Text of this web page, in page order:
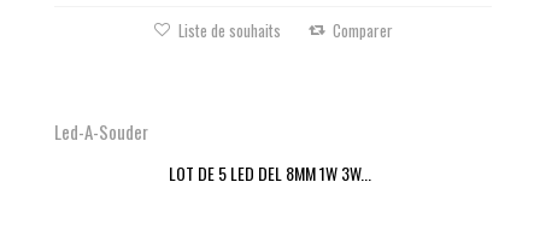
Liste de souhaits Comparer
Led-A-Souder
LOT DE 5 LED DEL 8MM 1W 3W...